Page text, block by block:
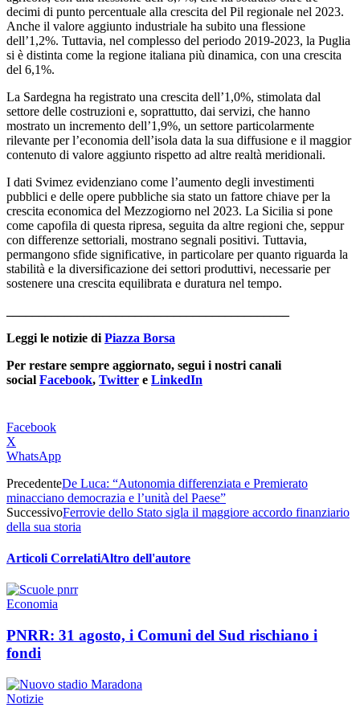
decimi di punto percentuale alla crescita del Pil regionale nel 2023.
Anche il valore aggiunto industriale ha subito una flessione
dell’1,2%. Tuttavia, nel complesso del periodo 2019-2023, la Puglia
si è distinta come la regione italiana più dinamica, con una crescita
del 6,1%.
La Sardegna ha registrato una crescita dell’1,0%, stimolata dal
settore delle costruzioni e, soprattutto, dai servizi, che hanno
mostrato un incremento dell’1,9%, un settore particolarmente
rilevante per l’economia dell’isola data la sua diffusione e il maggior
contenuto di valore aggiunto rispetto ad altre realtà meridionali.
I dati Svimez evidenziano come l’aumento degli investimenti
pubblici e delle opere pubbliche sia stato un fattore chiave per la
crescita economica del Mezzogiorno nel 2023. La Sicilia si pone
come capofila di questa ripresa, seguita da altre regioni che, seppur
con differenze settoriali, mostrano segnali positivi. Tuttavia,
permangono sfide significative, in particolare per quanto riguarda la
stabilità e la diversificazione dei settori produttivi, necessarie per
sostenere una crescita equilibrata e duratura nel tempo.
Leggi le notizie di Piazza Borsa
Per restare sempre aggiornato, segui i nostri canali
social Facebook, Twitter e LinkedIn
Facebook
X
WhatsApp
PrecedenteDe Luca: “Autonomia differenziata e Premierato
minacciano democrazia e l’unità del Paese”
SuccessivoFerrovie dello Stato sigla il maggiore accordo finanziario
della sua storia
Articoli CorrelatiAltro dell'autore
Economia
PNRR: 31 agosto, i Comuni del Sud rischiano i
fondi
Notizie